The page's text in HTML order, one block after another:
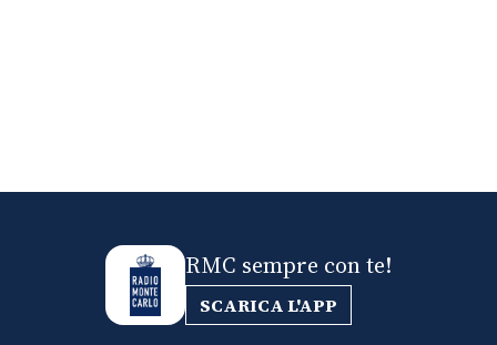
RMC sempre con te!
SCARICA L'APP